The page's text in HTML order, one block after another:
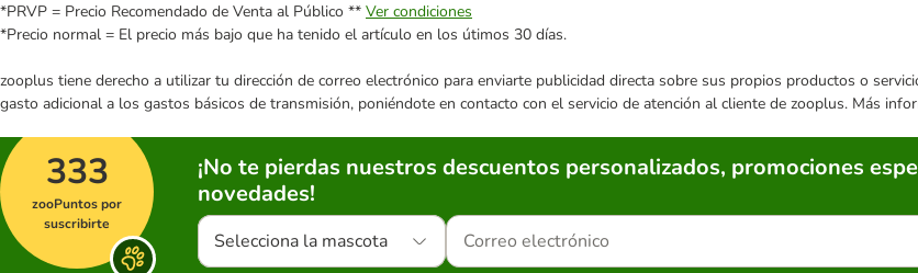
*PRVP = Precio Recomendado de Venta al Público ** Ver condiciones
*Precio normal = El precio más bajo que ha tenido el artículo en los útimos 30 días.
zooplus tiene derecho a utilizar tu dirección de correo electrónico para enviarte publicidad directa sobre sus propios productos o
gasto adicional a los gastos básicos de transmisión, poniéndote en contacto con el servicio de atención al cliente de zooplus. Más
333
zooPuntos por
suscribirte
¡No te pierdas nuestros descuentos personalizados, promociones
novedades!
Selecciona la mascota